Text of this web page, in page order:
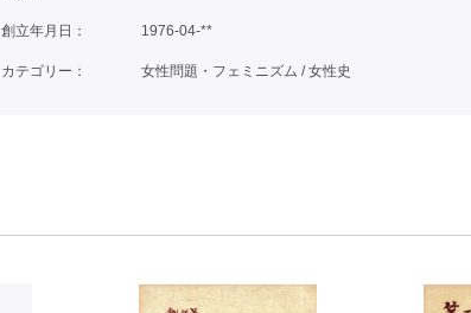
創立年月日： 1976-04-**
カテゴリー： 女性問題・フェミニズム / 女性史